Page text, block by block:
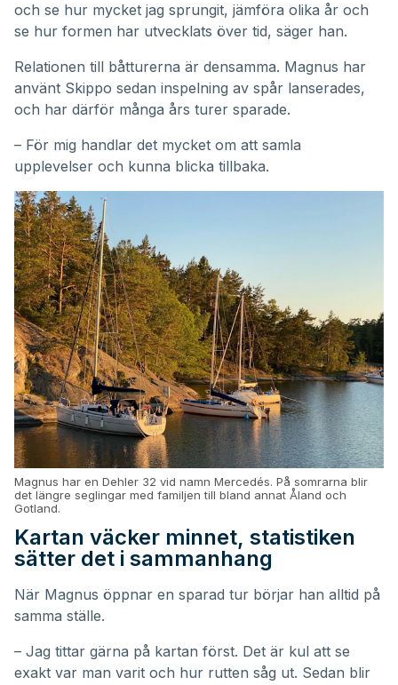
och se hur mycket jag sprungit, jämföra olika år och
se hur formen har utvecklats över tid, säger han.
Relationen till båtturerna är densamma. Magnus har
använt Skippo sedan inspelning av spår lanserades,
och har därför många års turer sparade.
– För mig handlar det mycket om att samla
upplevelser och kunna blicka tillbaka.
Magnus har en Dehler 32 vid namn Mercedés. På somrarna blir
det längre seglingar med familjen till bland annat Åland och
Gotland.
Kartan väcker minnet, statistiken
sätter det i sammanhang
När Magnus öppnar en sparad tur börjar han alltid på
samma ställe.
– Jag tittar gärna på kartan först. Det är kul att se
exakt var man varit och hur rutten såg ut. Sedan blir